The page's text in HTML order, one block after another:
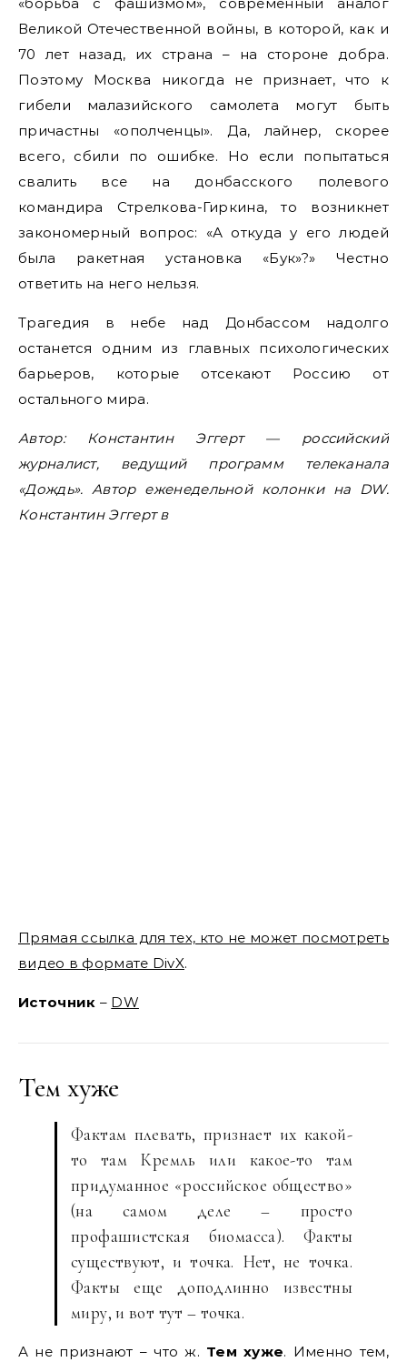
Великой Отечественной войны, в которой, как и
70 лет назад, их страна – на стороне добра.
Поэтому Москва никогда не признает, что к
гибели малазийского самолета могут быть
причастны «ополченцы». Да, лайнер, скорее
всего, сбили по ошибке. Но если попытаться
свалить все на донбасского полевого
командира Стрелкова-Гиркина, то возникнет
закономерный вопрос: «А откуда у его людей
была ракетная установка «Бук»?» Честно
ответить на него нельзя.
Трагедия в небе над Донбассом надолго
останется одним из главных психологических
барьеров, которые отсекают Россию от
остального мира.
Автор: Константин Эггерт — российский
журналист, ведущий программ телеканала
«Дождь». Автор еженедельной колонки на DW.
Константин Эггерт в
Прямая ссылка для тех, кто не может посмотреть
видео в формате DivX.
Источник – DW
Тем хуже
Фактам плевать, признает их какой-
то там Кремль или какое-то там
придуманное «российское общество»
(на самом деле – просто
профашистская биомасса). Факты
существуют, и точка. Нет, не точка.
Факты еще доподлинно известны
миру, и вот тут – точка.
А не признают – что ж. Тем хуже. Именно тем,